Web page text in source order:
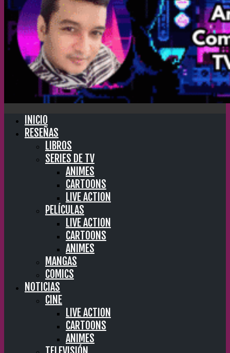
INICIO
RESEÑAS
LIBROS
SERIES DE TV
ANIMES
CARTOONS
LIVE ACTION
PELÍCULAS
LIVE ACTION
CARTOONS
ANIMES
MANGAS
COMICS
NOTICIAS
CINE
LIVE ACTION
CARTOONS
ANIMES